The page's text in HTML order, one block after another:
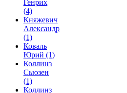
Генрих
(4)
Княжевич
Александр
(1)
Коваль
Юрий (1)
Коллинз
Сьюзен
(1)
Коллинз